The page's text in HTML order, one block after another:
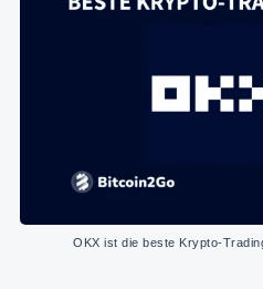
OKX ist die beste Krypto-